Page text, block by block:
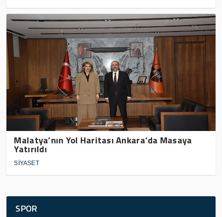
Malatya’nın Yol Haritası Ankara’da Masaya
Yatırıldı
SİYASET
SPOR